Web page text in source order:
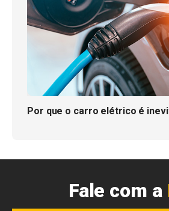
Por que o carro elétrico é
Fale com a